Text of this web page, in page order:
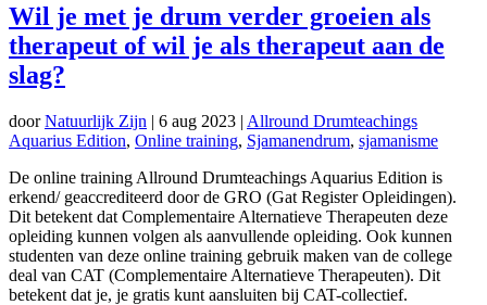
Wil je met je drum verder groeien als
therapeut of wil je als therapeut aan de
slag?
doorNatuurlijk Zijn | 6 aug 2023 | Allround Drumteachings
Aquarius Edition, Online training, Sjamanendrum, sjamanisme
De online training Allround Drumteachings Aquarius Edition is
erkend/ geaccrediteerd door de GRO (Gat Register Opleidingen).
Dit betekent dat Complementaire Alternatieve Therapeuten deze
opleiding kunnen volgen als aanvullende opleiding. Ook kunnen
studenten van deze online training gebruik maken van de college
deal van CAT (Complementaire Alternatieve Therapeuten). Dit
betekent dat je, je gratis kunt aansluiten bij CAT-collectief.